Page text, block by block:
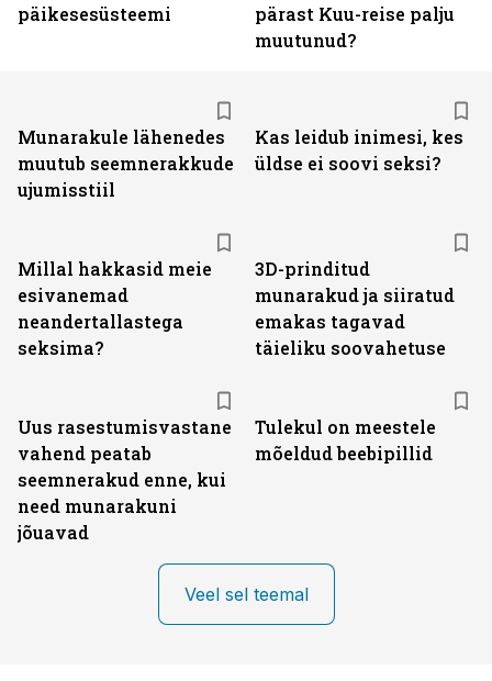
päikesesüsteemi
pärast Kuu-reise palju
muutunud?
Munarakule lähenedes
muutub seemnerakkude
ujumisstiil
Kas leidub inimesi, kes
üldse ei soovi seksi?
Millal hakkasid meie
esivanemad
neandertallastega
seksima?
3D-prinditud
munarakud ja siiratud
emakas tagavad
täieliku soovahetuse
Uus rasestumisvastane
vahend peatab
seemnerakud enne, kui
need munarakuni
jõuavad
Tulekul on meestele
mõeldud beebipillid
Veel sel teemal